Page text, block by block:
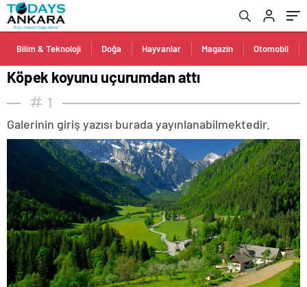
Bilim & Teknoloji Doğa Hayvanlar Magazin Otomobil
Köpek koyunu uçurumdan attı
1
Galerinin giriş yazısı burada yayınlanabilmektedir.